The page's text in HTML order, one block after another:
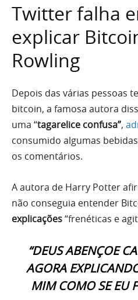
Twitter falha
explicar
Rowling
Depois das várias pessoas
bitcoin, a famosa autora
uma “tagarelice confusa”,
consumido algumas
os comentários.
A autora de Harry Potter
não conseguia entender
explicações“frenéticas e
“DEUS ABENÇOE
AGORA
MIM COMO SE EU